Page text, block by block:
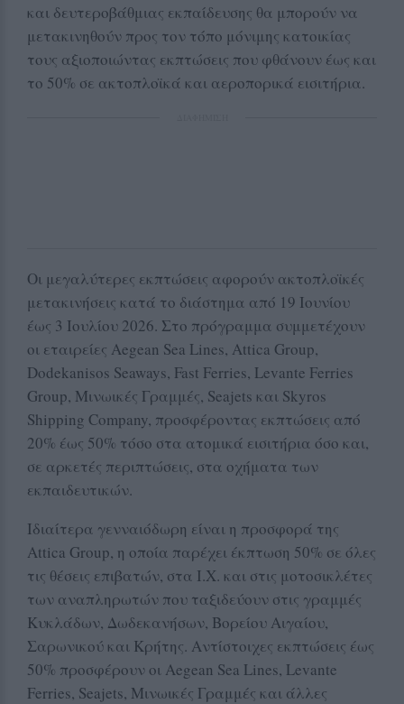
και δευτεροβάθμιας εκπαίδευσης θα μπορούν να
μετακινηθούν προς τον τόπο μόνιμης κατοικίας
τους αξιοποιώντας εκπτώσεις που φθάνουν έως και
το 50% σε ακτοπλοϊκά και αεροπορικά εισιτήρια.
Οι μεγαλύτερες εκπτώσεις αφορούν ακτοπλοϊκές
μετακινήσεις κατά το διάστημα από 19 Ιουνίου
έως 3 Ιουλίου 2026. Στο πρόγραμμα συμμετέχουν
οι εταιρείες Aegean Sea Lines, Attica Group,
Dodekanisos Seaways, Fast Ferries, Levante Ferries
Group, Μινωικές Γραμμές, Seajets και Skyros
Shipping Company, προσφέροντας εκπτώσεις από
20% έως 50% τόσο στα ατομικά εισιτήρια όσο και,
σε αρκετές περιπτώσεις, στα οχήματα των
εκπαιδευτικών.
Ιδιαίτερα γενναιόδωρη είναι η προσφορά της
Attica Group, η οποία παρέχει έκπτωση 50% σε όλες
τις θέσεις επιβατών, στα Ι.Χ. και στις μοτοσικλέτες
των αναπληρωτών που ταξιδεύουν στις γραμμές
Κυκλάδων, Δωδεκανήσων, Βορείου Αιγαίου,
Σαρωνικού και Κρήτης. Αντίστοιχες εκπτώσεις έως
50% προσφέρουν οι Aegean Sea Lines, Levante
Ferries, Seajets, Μινωικές Γραμμές και άλλες